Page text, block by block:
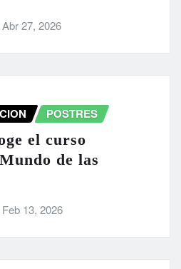
Abr 27, 2026
POSTRES
el curso
de las
Feb 13, 2026